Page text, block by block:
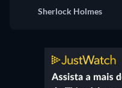
Sherlock Holmes